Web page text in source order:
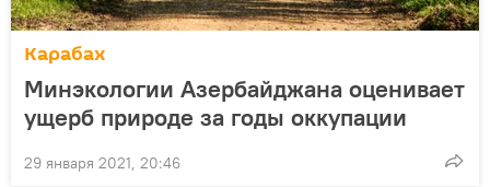
Карабах
Минэкологии Азербайджана оценивает
ущерб природе за годы оккупации
29 января 2021, 20:46